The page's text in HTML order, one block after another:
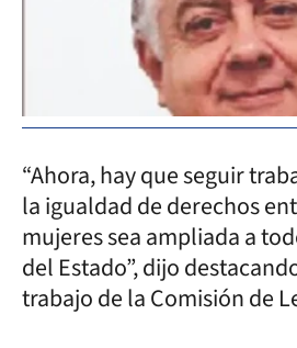
“Ahora, hay que seguir
la igualdad de derechos
mujeres sea ampliada a
del Estado”, dijo
trabajo de la Comisión de